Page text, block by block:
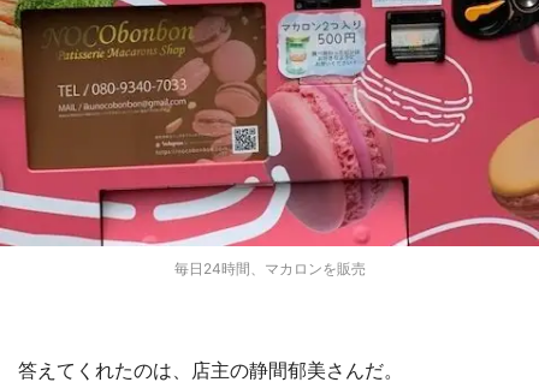
毎日24時間、マカロンを販売
答えてくれたのは、店主の静間郁美さんだ。